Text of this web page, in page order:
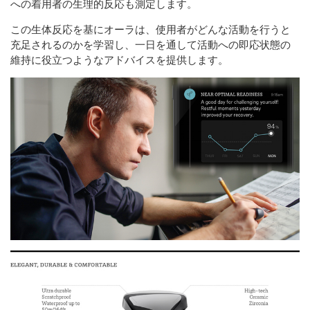
への着用者の生理的反応も測定します。
この生体反応を基にオーラは、使用者がどんな活動を行うと
充足されるのかを学習し、一日を通して活動への即応状態の
維持に役立つようなアドバイスを提供します。